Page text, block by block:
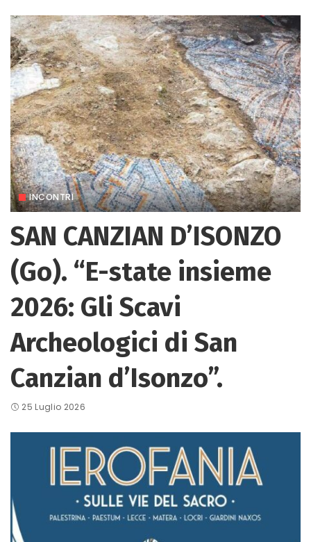
INCONTRI
SAN CANZIAN D’ISONZO
(Go). “E-state insieme
2026: Gli Scavi
Archeologici di San
Canzian d’Isonzo”.
25 Luglio 2026